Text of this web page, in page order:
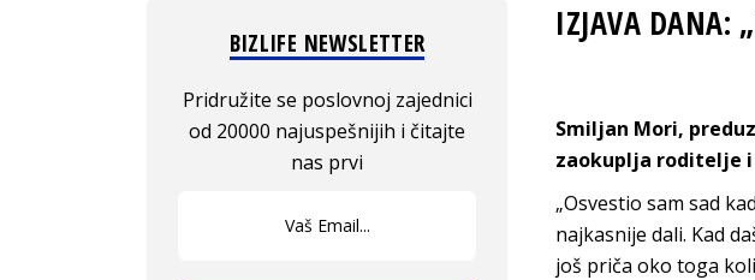
IZJAVA
Smiljan Mori,
zaokuplja roditelje i
„Osvestio sam sad
najkasnije dali. Kad
još priča oko toga
BIZLIFE NEWSLETTER
Pridružite se poslovnoj zajednici
od 20000 najuspešnijih i čitajte
nas prvi